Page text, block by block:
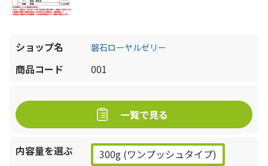
ショップ名 磐石ローヤルゼリー
商品コード 001
一覧で見る
内容量を選ぶ
300g (ワンプッシュタイプ)